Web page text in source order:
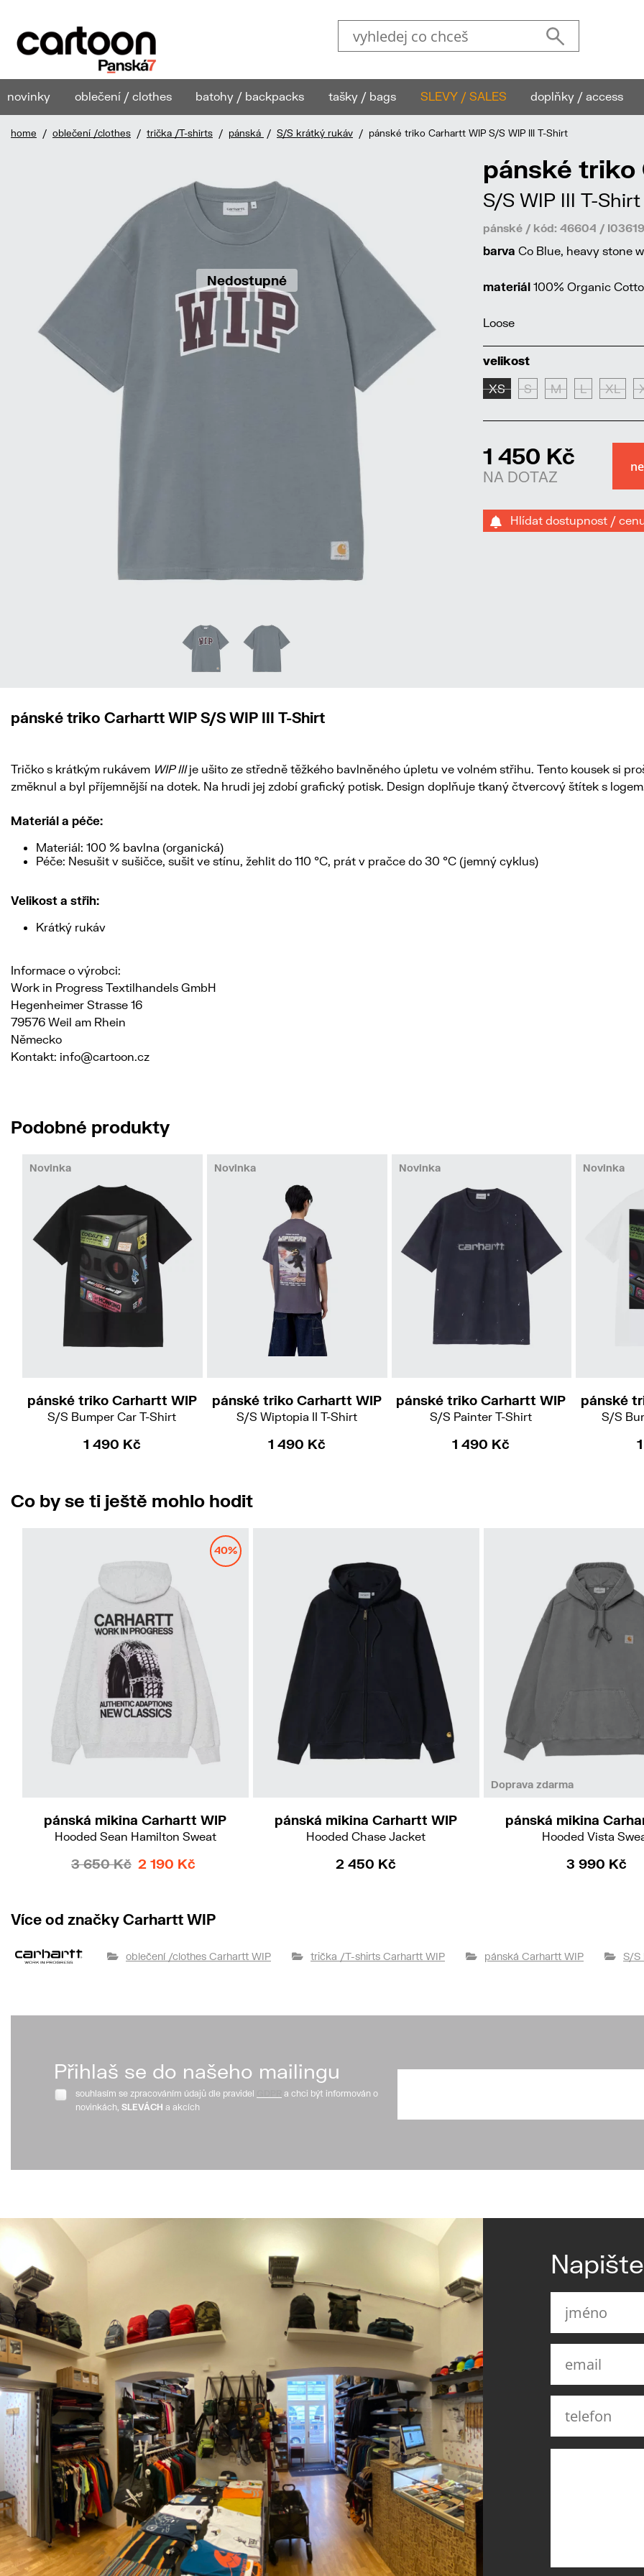
novinky oblečení / clothes batohy / backpacks tašky / bags SLEVY / SALES doplňky / access
home / oblečení /clothes / trička /T-shirts / pánská / S/S krátký rukáv / pánské triko Carhartt WIP S/S WIP III T-Shirt
Nedostupné
pánské triko
S/S WIP III T-Shirt
pánské / kód: 46604 /
barva Co Blue, heavy stone
materiál 100% Organic
Loose
velikost
XS S M L XL
1 450 Kč
NA DOTAZ
Hlídat dostupnost /
pánské triko Carhartt WIP S/S WIP III T-Shirt
Tričko s krátkým rukávem WIP IIIje ušito ze středně těžkého bavlněného úpletu ve volném střihu. Tento kousek si
změknul a byl příjemnější na dotek. Na hrudi jej zdobí grafický potisk. Design doplňuje tkaný čtvercový štítek s
Materiál a péče:
Materiál: 100 % bavlna (organická)
Péče: Nesušit v sušičce, sušit ve stínu, žehlit do 110 °C, prát v pračce do 30 °C (jemný cyklus)
Velikost a střih:
Krátký rukáv
Informace o výrobci:
Work in Progress Textilhandels GmbH
Hegenheimer Strasse 16
79576 Weil am Rhein
Německo
Kontakt: info@cartoon.cz
Podobné produkty
Novinka
pánské triko Carhartt WIP
S/S Bumper Car T-Shirt
1 490 Kč
Novinka
pánské triko Carhartt WIP
S/S Wiptopia II T-Shirt
1 490 Kč
Novinka
pánské triko Carhartt WIP
S/S Painter T-Shirt
1 490 Kč
Novinka
pánské
S/S
Co by se ti ještě mohlo hodit
40%
pánská mikina Carhartt WIP
Hooded Sean Hamilton Sweat
3 650 Kč 2 190 Kč
pánská mikina Carhartt WIP
Hooded Chase Jacket
2 450 Kč
Doprava zdarmaXS
pánská mikina
Hooded Vista
3 990 Kč
Více od značky Carhartt WIP
oblečení /clothes Carhartt WIP trička /T-shirts Carhartt WIP pánská Carhartt WIP S/S
Přihlaš se do našeho mailingu
souhlasím se zpracováním údajů dle pravidel
a chci být informován o
novinkách, SLEVÁCH a akcích